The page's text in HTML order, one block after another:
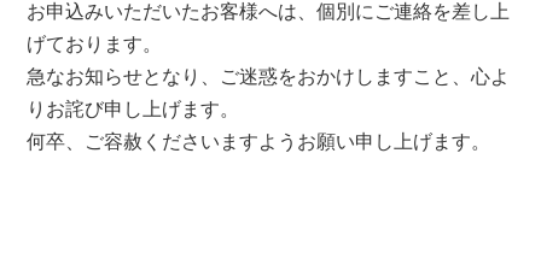
お申込みいただいたお客様へは、個別にご連絡を差し上
げております。
急なお知らせとなり、ご迷惑をおかけしますこと、心よ
りお詫び申し上げます。
何卒、ご容赦くださいますようお願い申し上げます。